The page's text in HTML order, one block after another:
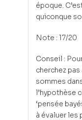
époque.
quiconque
Note : 17/20
Conseil :
cherchez
sommes
l’hypothèse
‘pensée
à évaluer les